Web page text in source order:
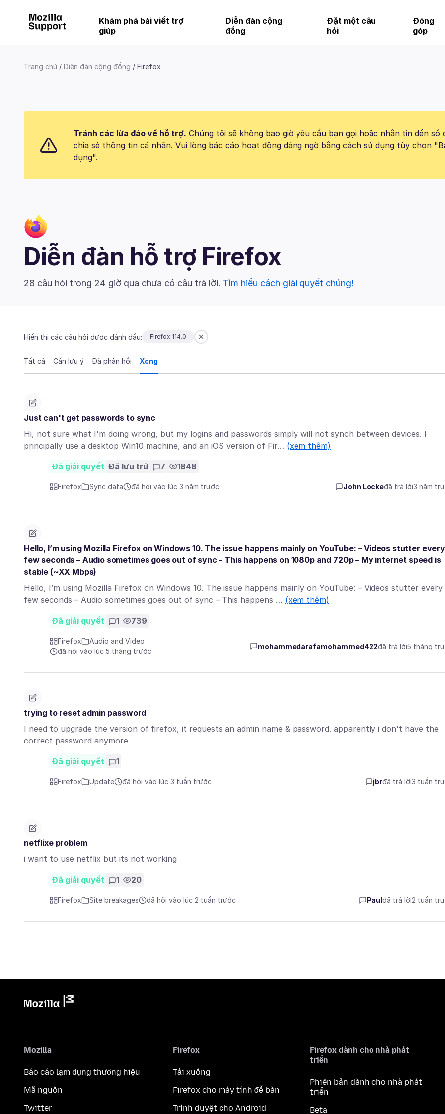
Khám phá bài viết trợ
giúp
Diễn đàn cộng
đồng
Đặt một câu
hỏi
Đóng
góp
Trang chủ Diễn đàn cộng đồng Firefox
Tránh các lừa đảo về hỗ trợ. Chúng tôi sẽ không bao giờ yêu cầu bạn gọi hoặc nhắn tin đến số
chia sẻ thông tin cá nhân. Vui lòng báo cáo hoạt động đáng ngờ bằng cách sử dụng tùy chọn
dụng".
Diễn đàn hỗ trợ Firefox
28 câu hỏi trong 24 giờ qua chưa có câu trả lời. Tìm hiểu cách giải quyết chúng!
Hiển thị các câu hỏi được đánh dấu: Firefox 114.0
Tất cả Cần lưu ý Đã phản hồi Xong
Just can't get passwords to sync
Hi, not sure what I'm doing wrong, but my logins and passwords simply will not synch between devices. I
principally use a desktop Win10 machine, and an iOS version of Fir… (xem thêm)
Đã giải quyết Đã lưu trữ 7 1848
Firefox Sync data đã hỏi vào lúc 3 năm trước John Lockeđã trả lời3 năm
Hello, I’m using Mozilla Firefox on Windows 10. The issue happens mainly on YouTube: – Videos stutter every
few seconds – Audio sometimes goes out of sync – This happens on 1080p and 720p – My internet speed is
stable (~XX Mbps)
Hello, I’m using Mozilla Firefox on Windows 10. The issue happens mainly on YouTube: – Videos stutter every
few seconds – Audio sometimes goes out of sync – This happens … (xem thêm)
Đã giải quyết 1 739
Firefox
Audio and Video
đã hỏi vào lúc 5 tháng trước
mohammedarafamohammed422đã trả lời5 tháng
trying to reset admin password
I need to upgrade the version of firefox, it requests an admin name & password. apparently i don't have the
correct password anymore.
Đã giải quyết 1
Firefox Update đã hỏi vào lúc 3 tuần trước jbrđã trả lời3 tuần
netflixe problem
i want to use netflix but its not working
Đã giải quyết 1 20
Firefox Site breakages đã hỏi vào lúc 2 tuần trước Paulđã trả lời2 tuần
Mozilla
Báo cáo lạm dụng thương hiệu
Mã nguồn
Twitter
Firefox
Tải xuống
Firefox cho máy tính để bàn
Trình duyệt cho Android
Firefox dành cho nhà phát
triển
Phiên bản dành cho nhà phát
triển
Beta